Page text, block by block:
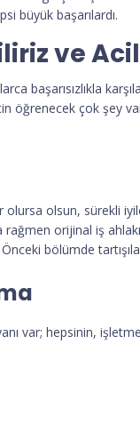
büyük başarılardı.
ve
başarısızlıkla
öğrenecek çok şey
olsun, sürekli
rağmen orijinal iş
bölümde
var; hepsinin,